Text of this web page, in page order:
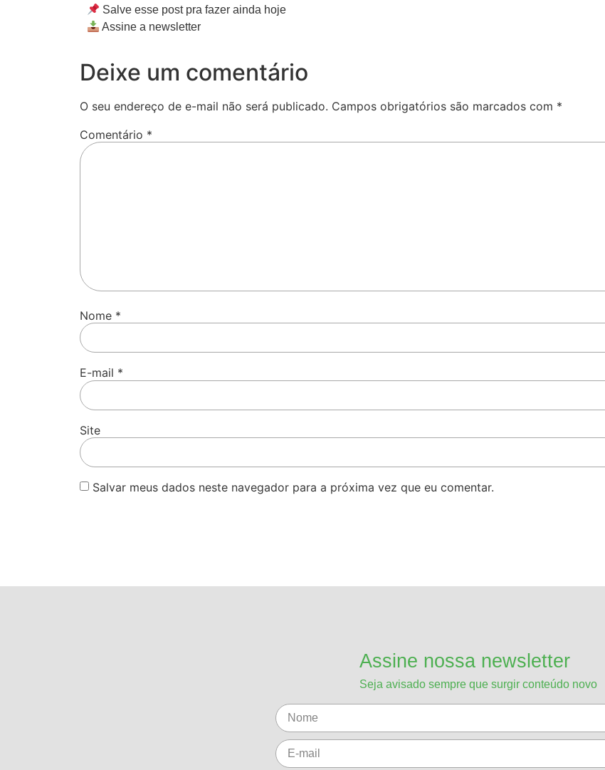
Salve esse post pra fazer ainda hoje
Assine a newsletter
Deixe um comentário
O seu endereço de e-mail não será publicado. Campos obrigatórios são marcados com *
Comentário *
Nome *
E-mail *
Site
Salvar meus dados neste navegador para a próxima vez que eu comentar.
Assine nossa newsletter
Seja avisado sempre que surgir conteúdo novo